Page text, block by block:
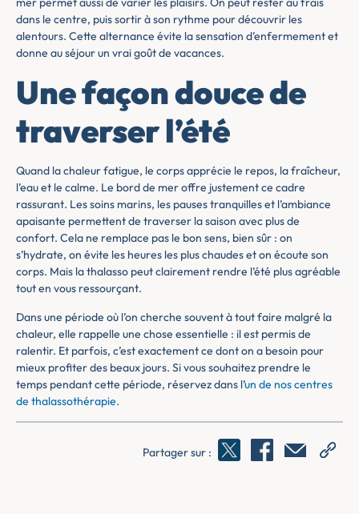
dans le centre, puis sortir à son rythme pour découvrir les
alentours. Cette alternance évite la sensation d’enfermement et
donne au séjour un vrai goût de vacances.
Une façon douce de
traverser l’été
Quand la chaleur fatigue, le corps apprécie le repos, la fraîcheur,
l’eau et le calme. Le bord de mer offre justement ce cadre
rassurant. Les soins marins, les pauses tranquilles et l’ambiance
apaisante permettent de traverser la saison avec plus de
confort. Cela ne remplace pas le bon sens, bien sûr : on
s’hydrate, on évite les heures les plus chaudes et on écoute son
corps. Mais la thalasso peut clairement rendre l’été plus agréable
tout en vous ressourçant.
Dans une période où l’on cherche souvent à tout faire malgré la
chaleur, elle rappelle une chose essentielle : il est permis de
ralentir. Et parfois, c’est exactement ce dont on a besoin pour
mieux profiter des beaux jours. Si vous souhaitez prendre le
temps pendant cette période, réservez dans l’un de nos centres
de thalassothérapie.
Partager sur :